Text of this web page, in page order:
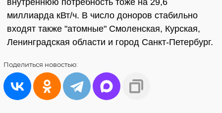
внутреннюю потребность тоже на 29,6
миллиарда кВт/ч. В число доноров стабильно
входят также "атомные" Смоленская, Курская,
Ленинградская области и город Санкт-Петербург.
Поделиться новостью: